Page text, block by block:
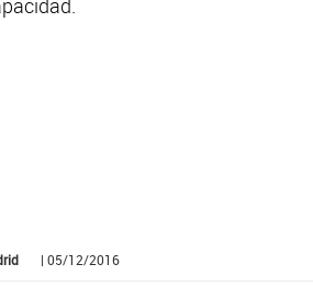
| 05/12/2016